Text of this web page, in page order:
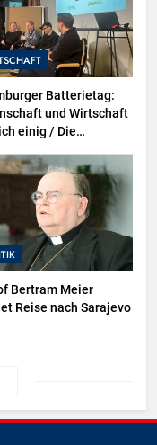
Batterietag:
und Wirtschaft
einig / Die
nicht Stillstand
Bertram Meier
Reise nach Sarajevo